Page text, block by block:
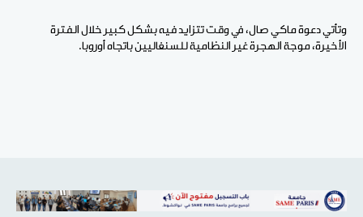
وتأتي دعوة ماكي صال، في وقت تتزايد فيه بشكل كبير خلال الفترة
الأخيرة، موجة الهجرة غير النظامية للسنغاليين باتجاه أوروبا.